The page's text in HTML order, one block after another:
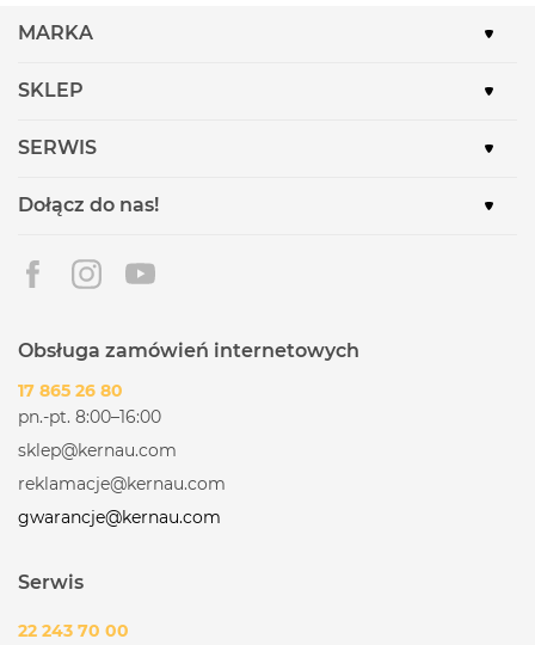
MARKA
SKLEP
SERWIS
Dołącz do nas!
Obsługa zamówień internetowych
17 865 26 80
pn.-pt. 8:00–16:00
sklep@kernau.com
reklamacje@kernau.com
gwarancje@kernau.com
Serwis
22 243 70 00